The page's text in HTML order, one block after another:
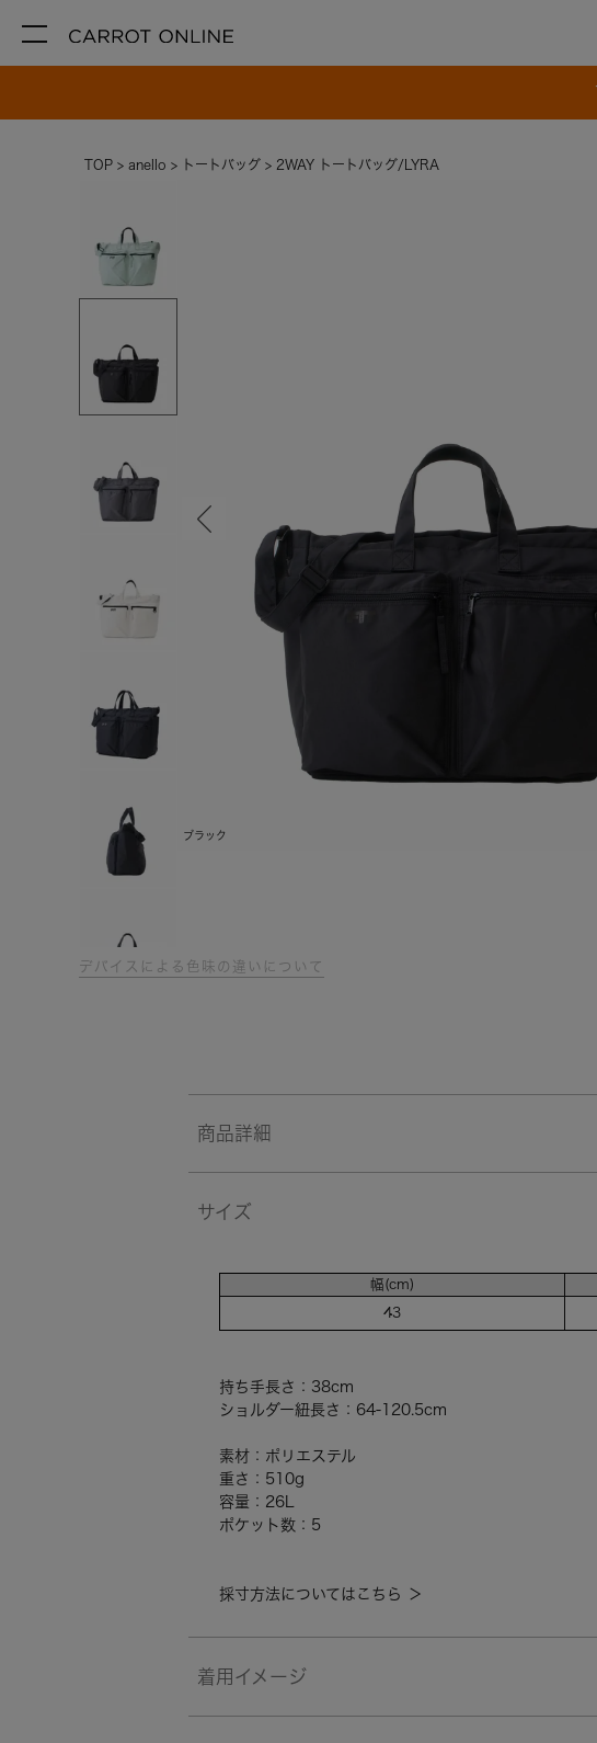
TOP anello トートバッグ 2WAY トートバッグ/LYRA
ブラック
デバイスによる色味の違いについて
商品詳細
サイズ
幅(cm)
43
持ち手長さ：38cm
ショルダー紐長さ：64-120.5cm
素材：ポリエステル
重さ：510g
容量：26L
ポケット数：5
採寸方法についてはこちら ＞
着用イメージ